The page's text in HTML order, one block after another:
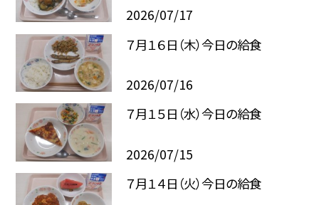
2026/07/17
７月１６日（木）今日の給食
2026/07/16
７月１５日（水）今日の給食
2026/07/15
７月１４日（火）今日の給食